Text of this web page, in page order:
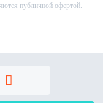
публичной офертой.